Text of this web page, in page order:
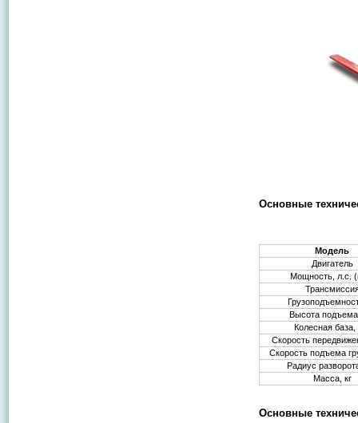
Основные
Модель
Двигатель
Мощность, л.с.
Высота
Колесная
Скорость
Скорость подъема
Радиус
Масса, кг
Основные